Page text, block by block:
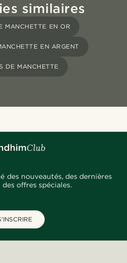
similaires
MANCHETTE EN OR
EN ARGENT
DE MANCHETTE
des nouveautés, des dernières
offres spéciales.